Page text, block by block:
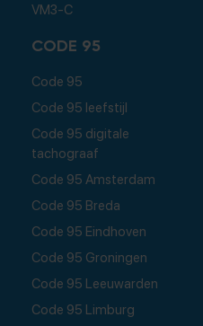
VM3-C
CODE 95
Code 95
Code 95 leefstijl
Code 95 digitale
tachograaf
Code 95 Amsterdam
Code 95 Breda
Code 95 Eindhoven
Code 95 Groningen
Code 95 Leeuwarden
Code 95 Limburg